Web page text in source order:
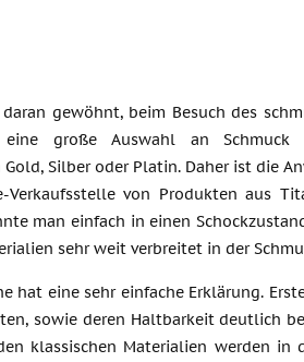
gewöhnt, beim Besuch des
große Auswahl an Schmuck
Silber oder Platin. Daher ist die
Verkaufsstelle von Produkten aus
man einfach in einen
sehr weit verbreitet in der
hat eine sehr einfache Erklärung.
sowie deren Haltbarkeit deutlich
klassischen Materialien werden in